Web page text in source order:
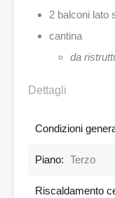
2 balconi lato
cantina
da
Dettagli
Condizioni
Piano: Terzo
Riscaldamento